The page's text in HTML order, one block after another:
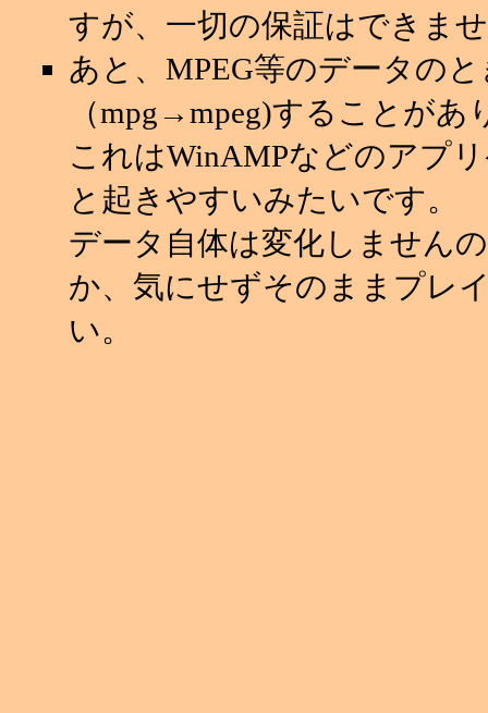
すが、一切の保証はできま
あと、MPEG等のデータの
（mpg→mpeg)することがあ
これはWinAMPなどのアプ
と起きやすいみたいです。
データ自体は変化しません
か、気にせずそのままプレ
い。